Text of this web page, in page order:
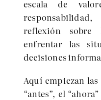
escala de
reflexión
enfrentar las
decisiones
Aquí empiezan
“antes”, el